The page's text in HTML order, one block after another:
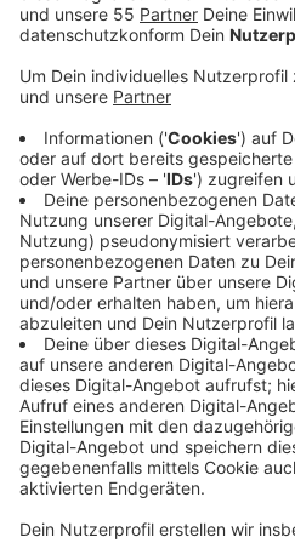
Anzeige
Schulstart nach den
Verfügung. Mit Freigabe der
die zeitlich begrenzte
Nimweger Straße/ Brabanter
Betrieb genommen. Auch die
Kreuzungsbereich
des Marktplatzes Linde,
Abschluss. Weil der
für die Zeit der Bauarbeiten
Linksabbiegerspur der
konnte, ließen sich die
ein Mindestmaß
auch diese. Unterdessen
Spyckstraße an. Bis